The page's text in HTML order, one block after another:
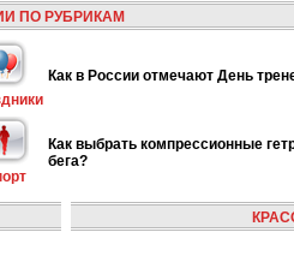
ПО РУБРИКАМ
Как в России отмечают День
Как выбрать компрессионные
бега?